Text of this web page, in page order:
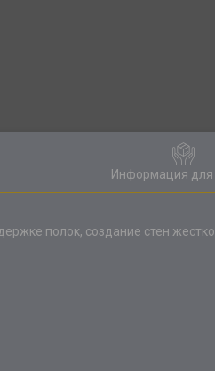
Информация для
полок, создание стен